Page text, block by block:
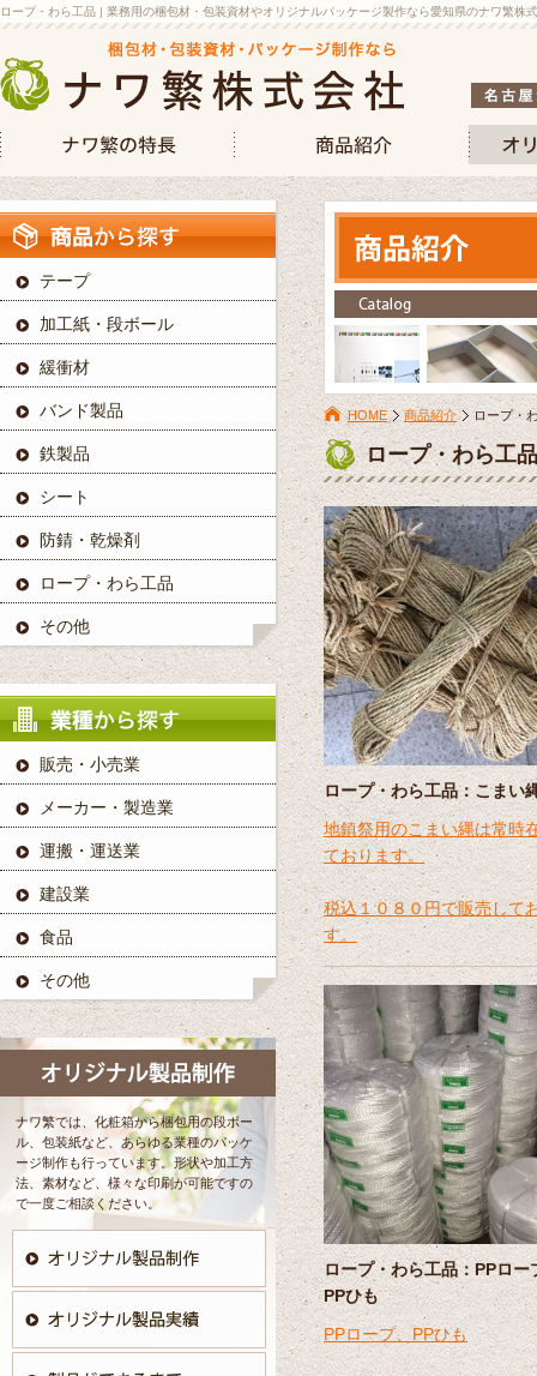
ロープ・わら工品 | 業務用の梱包材・包装資材やオリジナルパッケージ製作なら愛知県のナワ繁株
HOME 商品紹介 ロープ・
ロープ・わら工品
ロープ・わら工品：こまい
地鎮祭用のこまい縄は常時
ております。
税込１０８０円で販売して
す。
ロープ・わら工品：PPロー
PPひも
PPロープ、PPひも
テープ
加工紙・段ボール
緩衝材
バンド製品
鉄製品
シート
防錆・乾燥剤
ロープ・わら工品
その他
販売・小売業
メーカー・製造業
運搬・運送業
建設業
食品
その他
ナワ繁では、化粧箱から梱包用の段ボー
ル、包装紙など、あらゆる業種のパッケ
ージ制作も行っています。形状や加工方
法、素材など、様々な印刷が可能ですの
で一度ご相談ください。